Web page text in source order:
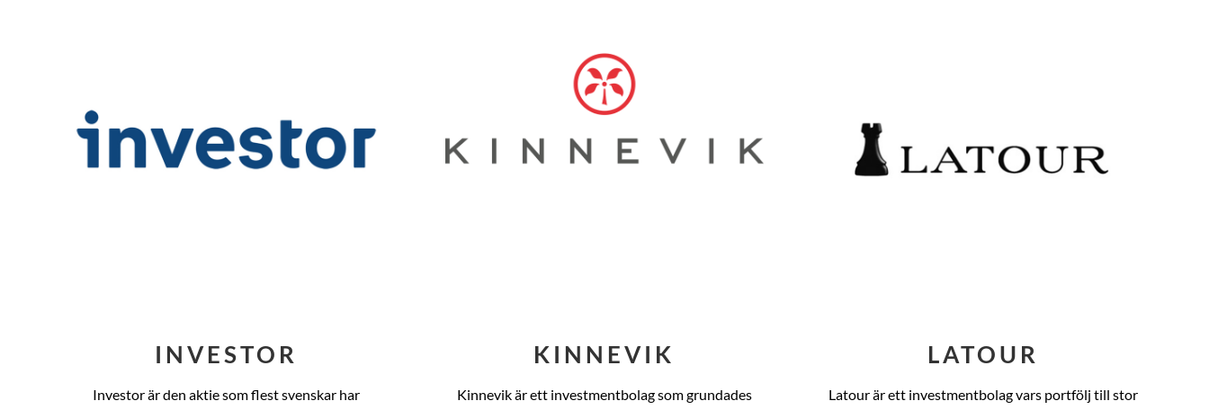
INVESTOR
Investor är den aktie som flest svenskar har
KINNEVIK
Kinnevik är ett investmentbolag som grundades
LATOUR
Latour är ett investmentbolag vars portfölj till stor